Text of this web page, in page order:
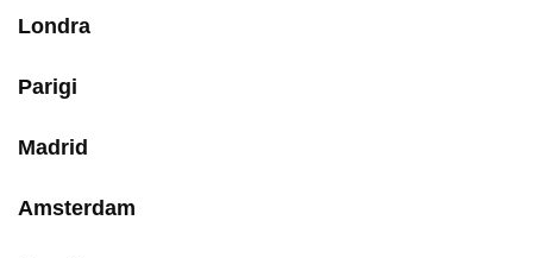
Londra
Parigi
Madrid
Amsterdam